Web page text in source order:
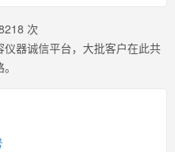
次
器诚信平台，大批客户在此共